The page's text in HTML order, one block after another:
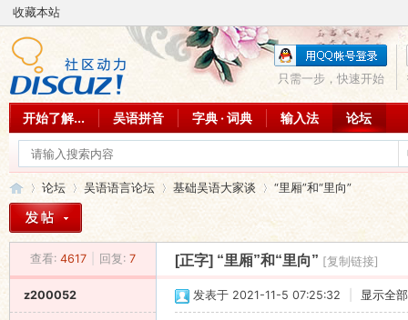
收藏本站
只需一步，快速开始
开始了解... 吴语拼音 字典 · 词典 输入法 论坛
论坛
›
吴语语言论坛 基础吴语大家谈 “里厢”和“里向”
查看: 4617 回复: 7 [正字] “里厢”和“里向” [复制链接]
z200052 发表于 2021-11-5 07:25:32 显示全